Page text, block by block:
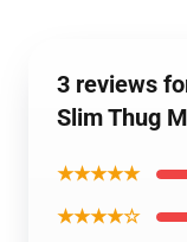
3 reviews
Slim Thug
★★★★★
★★★★☆